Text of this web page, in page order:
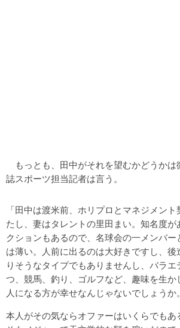
もっとも、田中がそれを望むかどうかは
誌スポーツ担当記者は言う。
「田中は渡米前、ホリプロとマネジメン
たし、妻はタレントの里田まい。知名度が
クションもあるので、名球会の一メンバー
は薄い。人前に出るのは大好きですし、後
りそうなタイプでもありませんし、バラ
つ、競馬、釣り、ゴルフなど、趣味を生か
人になる方が幸せなんじゃないでしょうか。
本人がその気ならオファーはいくらでもあ